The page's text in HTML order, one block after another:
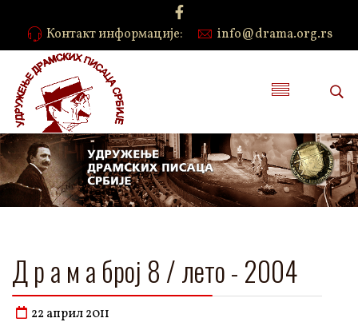
Контакт информације: info@drama.org.rs
Д р а м а број 8 / лето - 2004
22 април 2011